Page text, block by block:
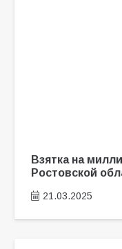
Взятка на
Ростовской
21.03.2025